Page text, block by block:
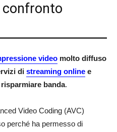
confronto
video molto diffuso
di streaming online e
banda.
Video Coding (AVC)
perché ha permesso di